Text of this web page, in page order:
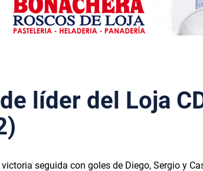
líder del Loja
seguida con goles de Diego, Sergio y